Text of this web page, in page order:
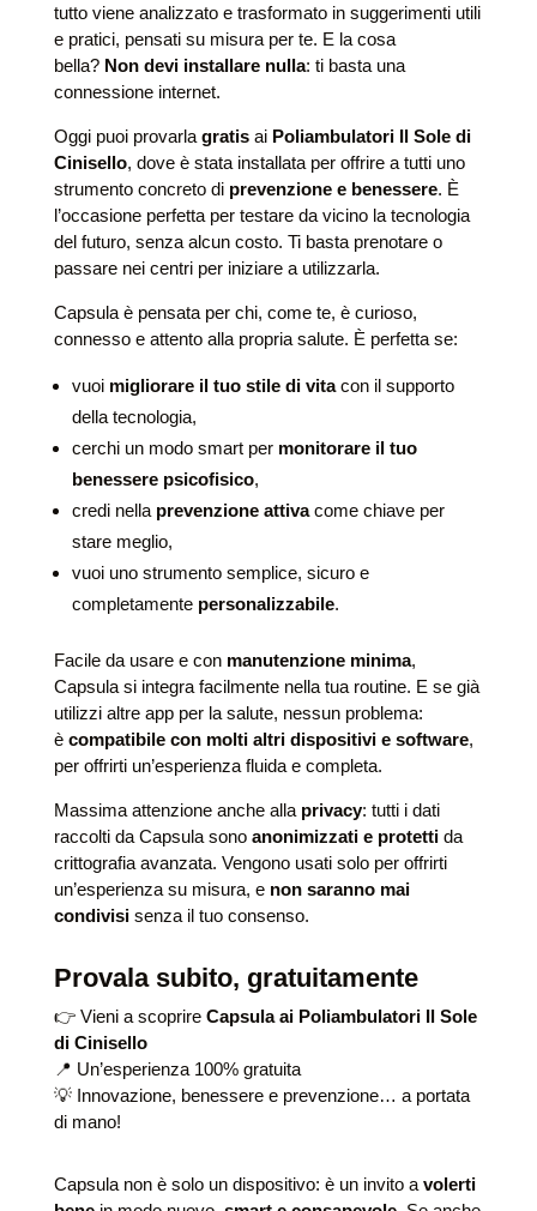
tutto viene analizzato e trasformato in suggerimenti utili
e pratici, pensati su misura per te. E la cosa
bella? Non devi installare nulla: ti basta una
connessione internet.
Oggi puoi provarla gratisai Poliambulatori Il Sole di
Cinisello, dove è stata installata per offrire a tutti uno
strumento concreto di prevenzione e benessere. È
l’occasione perfetta per testare da vicino la tecnologia
del futuro, senza alcun costo. Ti basta prenotare o
passare nei centri per iniziare a utilizzarla.
Capsula è pensata per chi, come te, è curioso,
connesso e attento alla propria salute. È perfetta se:
vuoi migliorare il tuo stile di vitacon il supporto
della tecnologia,
cerchi un modo smart per monitorare il tuo
benessere psicofisico,
credi nella prevenzione attivacome chiave per
stare meglio,
vuoi uno strumento semplice, sicuro e
completamente personalizzabile.
Facile da usare e con manutenzione minima,
Capsula si integra facilmente nella tua routine. E se già
utilizzi altre app per la salute, nessun problema:
è compatibile con molti altri dispositivi e software,
per offrirti un’esperienza fluida e completa.
Massima attenzione anche alla privacy: tutti i dati
raccolti da Capsula sono anonimizzati e protettida
crittografia avanzata. Vengono usati solo per offrirti
un’esperienza su misura, e non saranno mai
condivisisenza il tuo consenso.
Provala subito, gratuitamente
👉 Vieni a scoprire Capsula ai Poliambulatori Il Sole
di Cinisello
📍 Un’esperienza 100% gratuita
💡 Innovazione, benessere e prevenzione… a portata
di mano!
Capsula non è solo un dispositivo: è un invito a volerti